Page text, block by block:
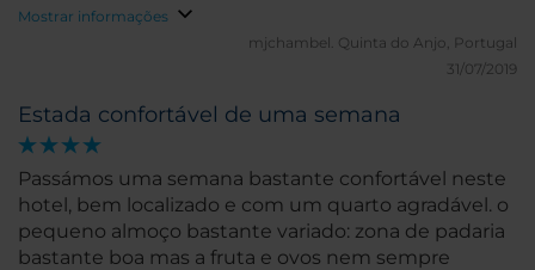
bonito.
Mostrar informações
mjchambel. Quinta do Anjo, Portugal
31/07/2019
Estada confortável de uma semana
Passámos uma semana bastante confortável neste
hotel, bem localizado e com um quarto agradável. o
pequeno almoço bastante variado: zona de padaria
bastante boa mas a fruta e ovos nem sempre